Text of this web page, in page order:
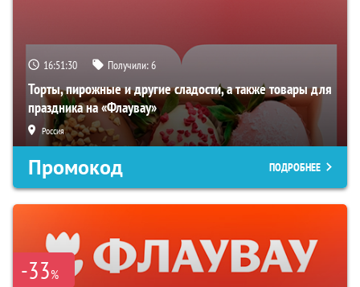
16:51:29 Получили:6
Торты, пирожные и другие сладости, а также товары для
праздника на «Флаувау»
Россия
Промокод ПОДРОБНЕЕ
-33%